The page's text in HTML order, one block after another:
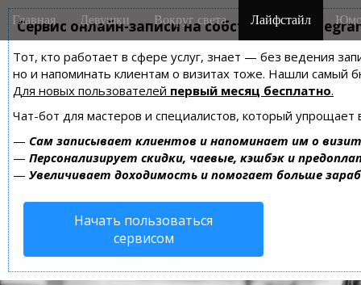
Сервис онлайн-записи на собственном
Тот, кто работает в сфере услуг, знает — без ведения
но и напоминать клиентам о визитах тоже. Нашли самый
Для новых пользователей первый месяц бесплатно.
Чат-бот для мастеров и специалистов, который упрощает
— Сам записывает клиентов и напоминает им о
— Персонализирует скидки, чаевые, кэшбэк и
— Увеличивает доходимость и помогает больше
Начать пользоваться
сервисом
M
a
n
m
e
n
u
i
Главная Девушки Вокруг света Лайфстайл